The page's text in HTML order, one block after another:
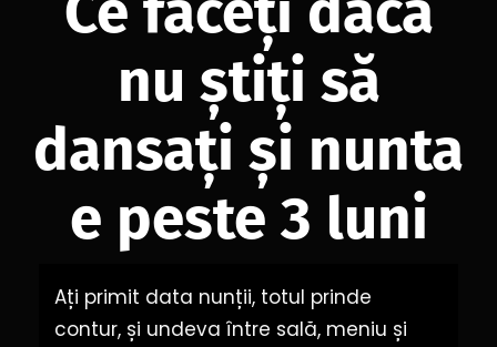
nu știți să
dansați și nunta
e peste 3 luni
Ați primit data nunții, totul prinde
contur, și undeva între sală, meniu și